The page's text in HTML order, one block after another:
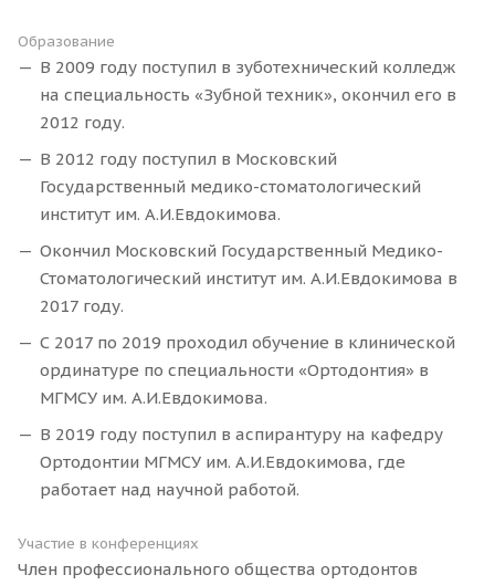
Образование
В 2009 году поступил в зуботехнический колледж
на специальность «Зубной техник», окончил его в
2012 году.
В 2012 году поступил в Московский
Государственный медико-стоматологический
институт им. А.И.Евдокимова.
Окончил Московский Государственный Медико-
Стоматологический институт им. А.И.Евдокимова в
2017 году.
С 2017 по 2019 проходил обучение в клинической
ординатуре по специальности «Ортодонтия» в
МГМСУ им. А.И.Евдокимова.
В 2019 году поступил в аспирантуру на кафедру
Ортодонтии МГМСУ им. А.И.Евдокимова, где
работает над научной работой.
Участие в конференциях
Член профессионального общества ортодонтов